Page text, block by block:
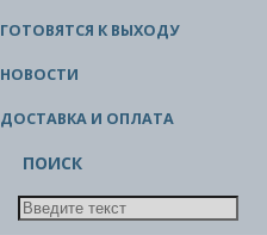
ГОТОВЯТСЯ К ВЫХОДУ
НОВОСТИ
ДОСТАВКА И ОПЛАТА
ПОИСК